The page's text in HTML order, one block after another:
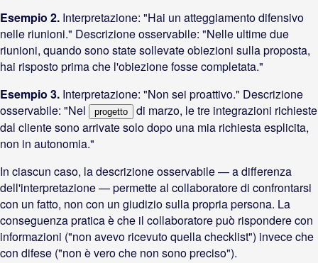
Esempio 2. Interpretazione: "Hai un atteggiamento difensivo
nelle riunioni." Descrizione osservabile: "Nelle ultime due
riunioni, quando sono state sollevate obiezioni sulla proposta,
hai risposto prima che l'obiezione fosse completata."
Esempio 3. Interpretazione: "Non sei proattivo." Descrizione
osservabile: "Nel
progetto
di marzo, le tre integrazioni richieste
dal cliente sono arrivate solo dopo una mia richiesta esplicita,
non in autonomia."
In ciascun caso, la descrizione osservabile — a differenza
dell'interpretazione — permette al collaboratore di confrontarsi
con un fatto, non con un giudizio sulla propria persona. La
conseguenza pratica è che il collaboratore può rispondere con
informazioni ("non avevo ricevuto quella checklist") invece che
con difese ("non è vero che non sono preciso").